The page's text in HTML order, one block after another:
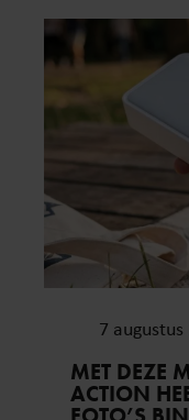
7 augustus
MET DEZE
ACTION